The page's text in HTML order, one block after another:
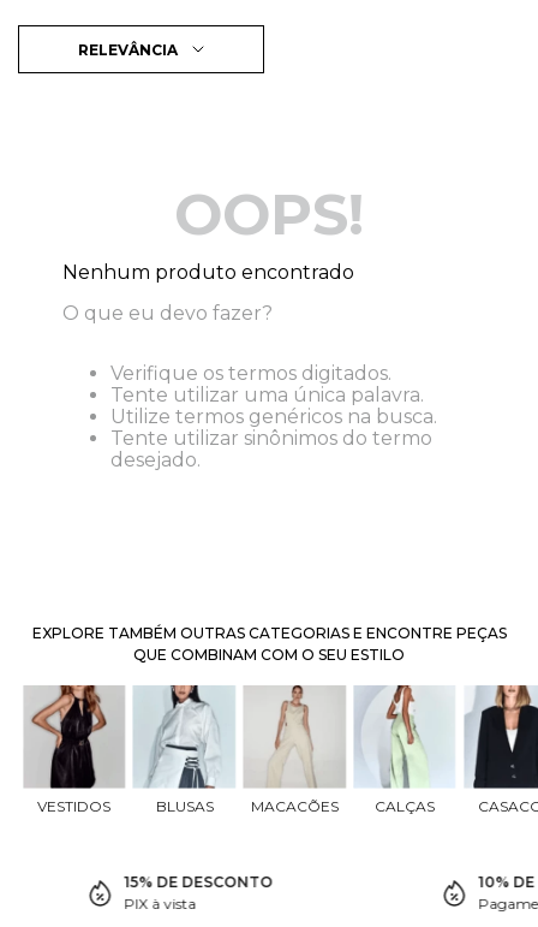
RELEVÂNCIA
OOPS!
Nenhum produto encontrado
O que eu devo fazer?
Verifique os termos digitados.
Tente utilizar uma única palavra.
Utilize termos genéricos na busca.
Tente utilizar sinônimos do termo
desejado.
EXPLORE TAMBÉM OUTRAS CATEGORIAS E ENCONTRE PEÇAS
QUE COMBINAM COM O SEU ESTILO
VESTIDOS BLUSAS MACACÕES CALÇAS
15% DE DESCONTO
PIX à vista
10%